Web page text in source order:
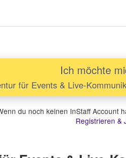
aus Eigenbestand tragen.
Ich möchte
für Events & Live-
du noch keinen InStaff Account
Registrieren &